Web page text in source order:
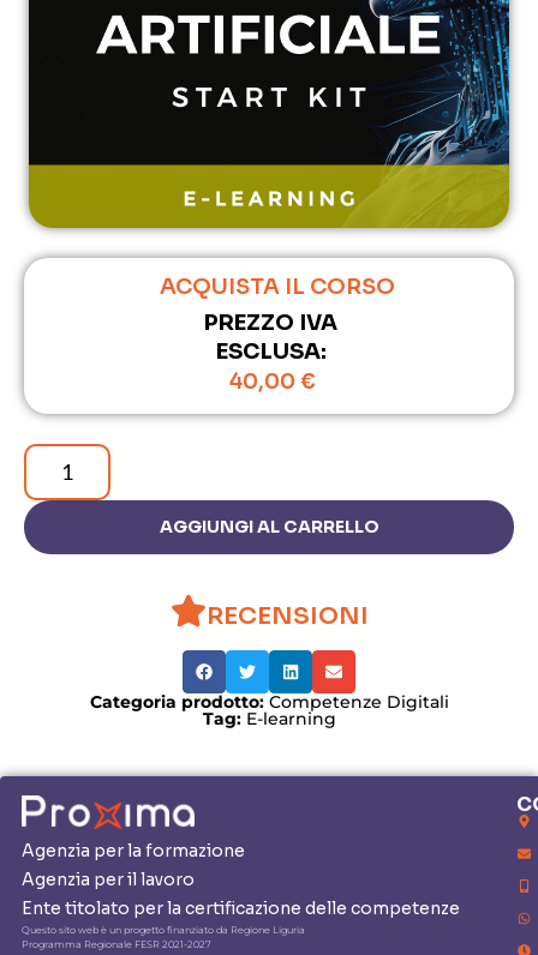
ACQUISTA IL CORSO
PREZZO IVA
ESCLUSA:
40,00 €
AGGIUNGI AL CARRELLO
RECENSIONI
Categoria prodotto: Competenze Digitali
Tag: E-learning
Agenzia per la formazione
Agenzia per il lavoro
Ente titolato per la certificazione delle competenze
Questo sito web è un progetto finanziato da Regione Liguria
Programma Regionale FESR 2021-2027